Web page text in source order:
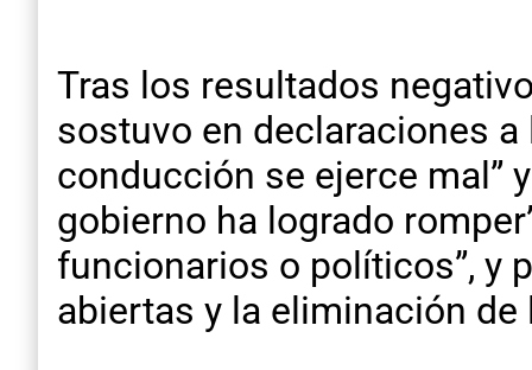
Tras los resultados
sostuvo en declaraciones a
conducción se ejerce mal”
gobierno ha logrado
funcionarios o políticos”, y
abiertas y la eliminación de